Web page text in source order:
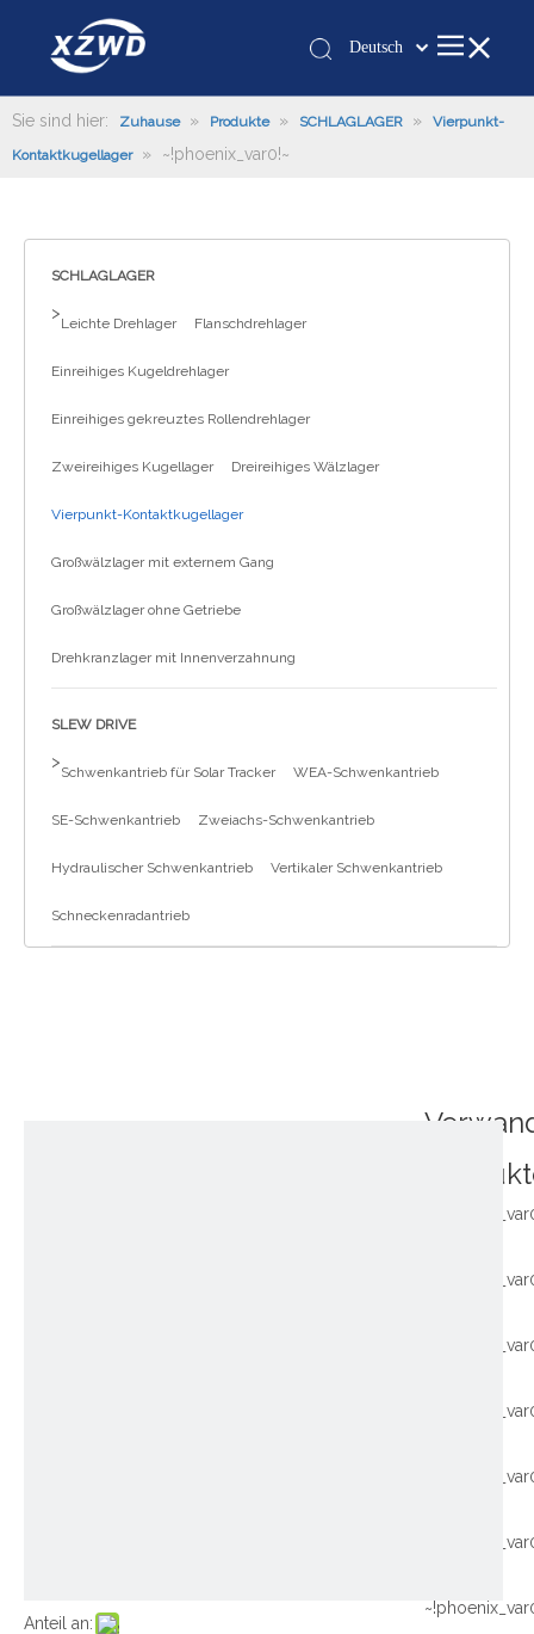
Deutsch
românesc
العربية
Sie sind hier: Zuhause » Produkte » SCHLAGLAGER »
Vierpunkt-
Kontaktkugellager
» ~!phoenix_var0!~
SCHLAGLAGER
>
Leichte Drehlager Flanschdrehlager
Einreihiges Kugeldrehlager
Einreihiges gekreuztes Rollendrehlager
Zweireihiges Kugellager Dreireihiges Wälzlager
Vierpunkt-Kontaktkugellager
Großwälzlager mit externem Gang
Großwälzlager ohne Getriebe
Drehkranzlager mit Innenverzahnung
SLEW DRIVE
>
Schwenkantrieb für Solar Tracker WEA-Schwenkantrieb
SE-Schwenkantrieb Zweiachs-Schwenkantrieb
Hydraulischer Schwenkantrieb Vertikaler Schwenkantrieb
Schneckenradantrieb
Anteil an: